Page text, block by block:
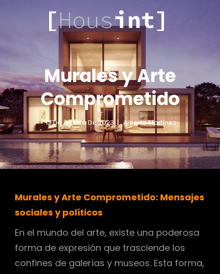
Murales y Arte
Comprometido
12 De Agosto De 2023 Alberto Martínez
Murales y Arte Comprometido: Mensajes
sociales y políticos
En el mundo del arte, existe una poderosa
forma de expresión que trasciende los
confines de galerías y museos. Esta forma,